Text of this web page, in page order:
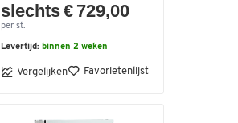
slechts € 729,00
per st.
Levertijd: binnen 2 weken
Vergelijken Favorietenlijst